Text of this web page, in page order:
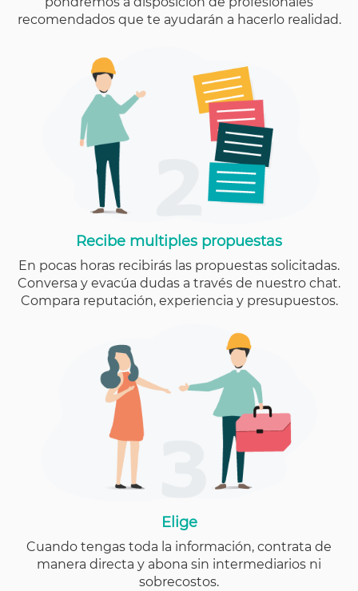
recomendados que te ayudarán a hacerlo realidad.
Recibe multiples propuestas
En pocas horas recibirás las propuestas solicitadas.
Conversa y evacúa dudas a través de nuestro chat.
Compara reputación, experiencia y presupuestos.
Elige
Cuando tengas toda la información, contrata de
manera directa y abona sin intermediarios ni
sobrecostos.